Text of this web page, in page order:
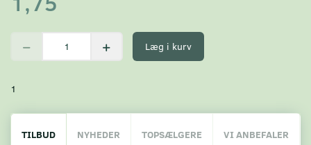
Læg i kurv
1
TILBUD NYHEDER TOPSÆLGERE VI ANBEFALER